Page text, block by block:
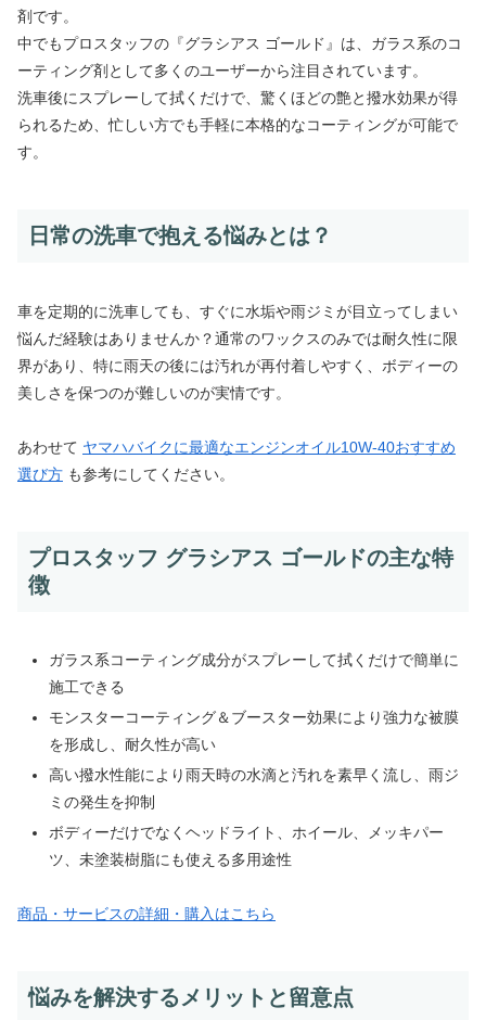
剤です。
中でもプロスタッフの『グラシアス ゴールド』は、ガラス系のコ
ーティング剤として多くのユーザーから注目されています。
洗車後にスプレーして拭くだけで、驚くほどの艶と撥水効果が得
られるため、忙しい方でも手軽に本格的なコーティングが可能で
す。
日常の洗車で抱える悩みとは？
車を定期的に洗車しても、すぐに水垢や雨ジミが目立ってしまい
悩んだ経験はありませんか？通常のワックスのみでは耐久性に限
界があり、特に雨天の後には汚れが再付着しやすく、ボディーの
美しさを保つのが難しいのが実情です。
あわせて ヤマハバイクに最適なエンジンオイル10W-40おすすめ
選び方 も参考にしてください。
プロスタッフ グラシアス ゴールドの主な特
徴
ガラス系コーティング成分がスプレーして拭くだけで簡単に
施工できる
モンスターコーティング＆ブースター効果により強力な被膜
を形成し、耐久性が高い
高い撥水性能により雨天時の水滴と汚れを素早く流し、雨ジ
ミの発生を抑制
ボディーだけでなくヘッドライト、ホイール、メッキパー
ツ、未塗装樹脂にも使える多用途性
商品・サービスの詳細・購入はこちら
悩みを解決するメリットと留意点